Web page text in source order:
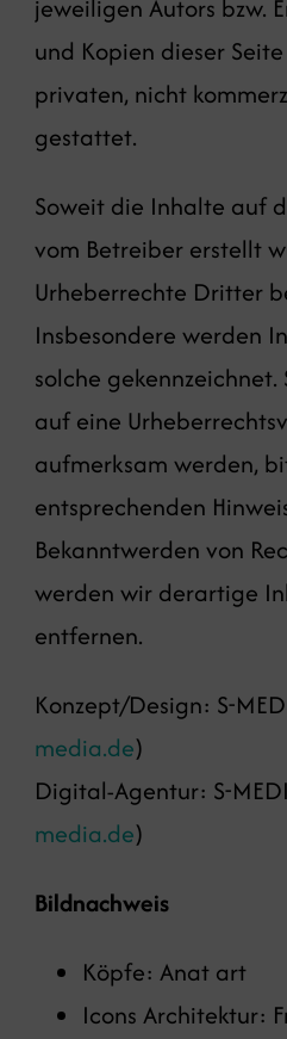
jeweiligen Autors bzw.
und Kopien dieser
privaten, nicht
gestattet.
Soweit die Inhalte auf
vom Betreiber erstellt
Urheberrechte Dritter
Insbesondere werden
solche
auf eine
aufmerksam werden,
entsprechenden
Bekanntwerden von
werden wir derartige
entfernen.
Konzept/Design: S-
media.de)
Digital-Agentur: S-
media.de)
Bildnachweis
Köpfe: Anat art
Icons Architektur: